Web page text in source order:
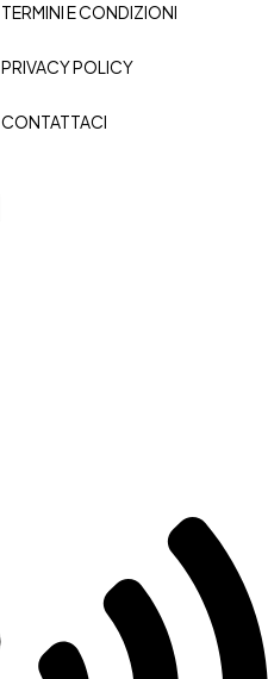
TERMINI E CONDIZIONI
PRIVACY POLICY
CONTATTACI